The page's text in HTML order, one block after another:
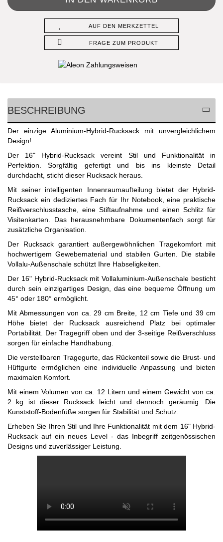
AUF DEN MERKZETTEL
FRAGE ZUM PRODUKT
BESCHREIBUNG
Der einzige Aluminium-Hybrid-Rucksack mit unvergleichlichem
Design!
Der 16" Hybrid-Rucksack vereint Stil und Funktionalität in
Perfektion. Sorgfältig gefertigt und bis ins kleinste Detail
durchdacht, sticht dieser Rucksack heraus.
Mit seiner intelligenten Innenraumaufteilung bietet der Hybrid-
Rucksack ein dediziertes Fach für Ihr Notebook, eine praktische
Reißverschlusstasche, eine Stiftaufnahme und einen Schlitz für
Visitenkarten. Das herausnehmbare Dokumentenfach sorgt für
zusätzliche Organisation.
Der Rucksack garantiert außergewöhnlichen Tragekomfort mit
hochwertigem Gewebematerial und stabilen Gurten. Die stabile
Vollalu-Außenschale schützt Ihre Habseligkeiten.
Der 16" Hybrid-Rucksack mit Vollaluminium-Außenschale besticht
durch sein einzigartiges Design, das eine bequeme Öffnung um
45° oder 180° ermöglicht.
Mit Abmessungen von ca. 29 cm Breite, 12 cm Tiefe und 39 cm
Höhe bietet der Rucksack ausreichend Platz bei optimaler
Portabilität. Der Tragegriff oben und der 3-seitige Reißverschluss
sorgen für einfache Handhabung.
Die verstellbaren Tragegurte, das Rückenteil sowie die Brust- und
Hüftgurte ermöglichen eine individuelle Anpassung und bieten
maximalen Komfort.
Mit einem Volumen von ca. 12 Litern und einem Gewicht von ca.
2 kg ist dieser Rucksack leicht und dennoch geräumig. Die
Kunststoff-Bodenfüße sorgen für Stabilität und Schutz.
Erheben Sie Ihren Stil und Ihre Funktionalität mit dem 16" Hybrid-
Rucksack auf ein neues Level - das Inbegriff zeitgenössischen
Designs und zuverlässiger Leistung.